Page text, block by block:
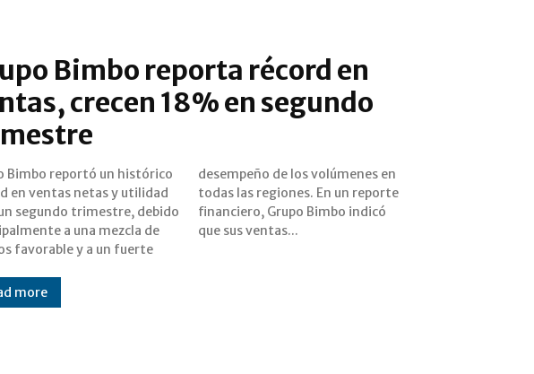
Bimbo reporta récord en
crecen 18% en segundo
Bimbo reportó un histórico
en ventas netas y utilidad
segundo trimestre, debido
a una mezcla de
favorable y a un fuerte
de los volúmenes en
las regiones. En un reporte
Grupo Bimbo indicó
que sus ventas...
more